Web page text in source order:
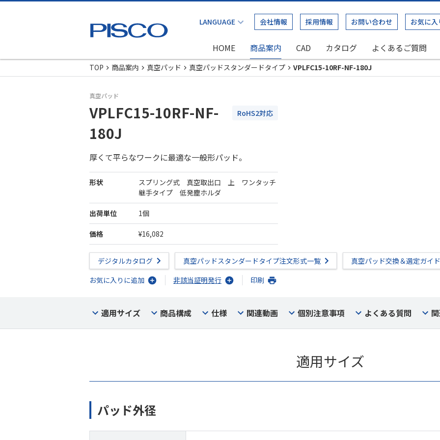
会社情報 採用情報 お問い合わせ お気に入
HOME 商品案内 CAD カタログ よくあるご質問
TOP
商品案内 真空パッド 真空パッドスタンダードタイプ VPLFC15-10RF-NF-180J
真空パッド
VPLFC15-10RF-NF-
180J
RoHS2対応
厚くて平らなワークに最適な一般形パッド。
形状
スプリング式 真空取出口 上 ワンタッチ
継手タイプ 低発塵ホルダ
出荷単位 1個
価格 ¥16,082
デジタルカタログ 真空パッドスタンダードタイプ注文形式一覧
真空パッド交換＆選定ガイド
お気に入りに追加
非該当証明発行 印刷
適用サイズ 商品構成 仕様 関連動画 個別注意事項 よくある質問
適用サイズ
パッド外径